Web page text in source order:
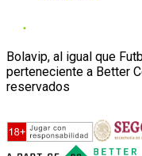
Bolavip, al igual que
perteneciente a Better
reservados